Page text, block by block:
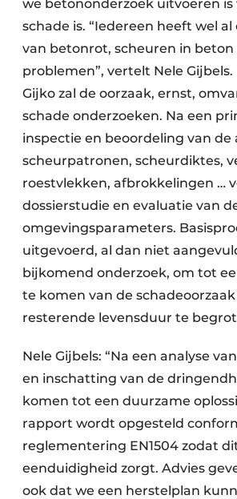
we betononderzoek uitvoeren is
schade is. “Iedereen heeft wel
van betonrot, scheuren in beton
problemen”, vertelt Nele
Gijko zal de oorzaak, ernst,
schade onderzoeken. Na een
inspectie en beoordeling van de
scheurpatronen, scheurdiktes,
roestvlekken, afbrokkelingen …
dossierstudie en evaluatie van
omgevingsparameters.
uitgevoerd, al dan niet
bijkomend onderzoek, om tot
te komen van de
resterende levensduur te
Nele Gijbels: “Na een analyse
en inschatting van de
komen tot een duurzame
rapport wordt opgesteld
reglementering EN1504 zodat
eenduidigheid zorgt. Advies
ook dat we een herstelplan